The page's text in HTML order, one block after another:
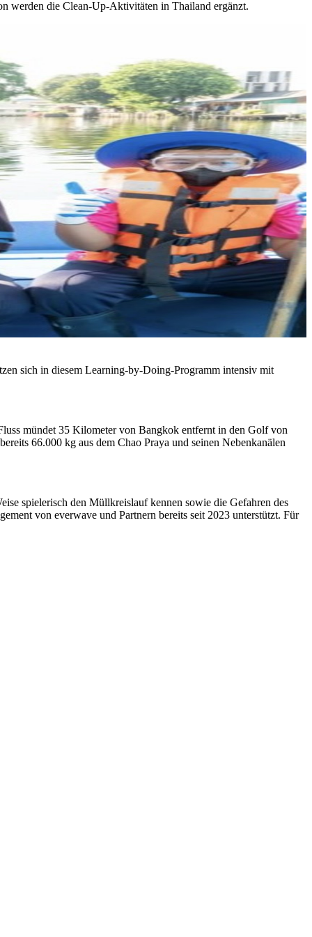
werden die Clean-Up-Aktivitäten in Thailand ergänzt.
sich in diesem Learning-by-Doing-Programm intensiv mit
mündet 35 Kilometer von Bangkok entfernt in den Golf von
66.000 kg aus dem Chao Praya und seinen Nebenkanälen
spielerisch den Müllkreislauf kennen sowie die Gefahren des
von everwave und Partnern bereits seit 2023 unterstützt. Für